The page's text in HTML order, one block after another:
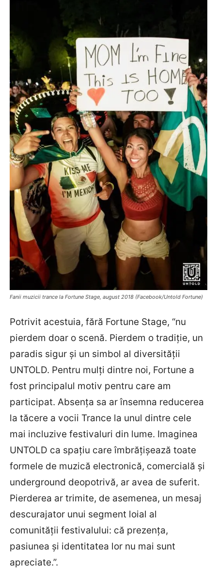
Fanii muzicii trance la Fortune Stage, august 2018 (Facebook/Untold Fortune)
Potrivit acestuia, fără Fortune Stage, “nu
pierdem doar o scenă. Pierdem o tradiție, un
paradis sigur și un simbol al diversității
UNTOLD. Pentru mulți dintre noi, Fortune a
fost principalul motiv pentru care am
participat. Absența sa ar însemna reducerea
la tăcere a vocii Trance la unul dintre cele
mai incluzive festivaluri din lume. Imaginea
UNTOLD ca spațiu care îmbrățișează toate
formele de muzică electronică, comercială și
underground deopotrivă, ar avea de suferit.
Pierderea ar trimite, de asemenea, un mesaj
descurajator unui segment loial al
comunității festivalului: că prezența,
pasiunea și identitatea lor nu mai sunt
apreciate.”.